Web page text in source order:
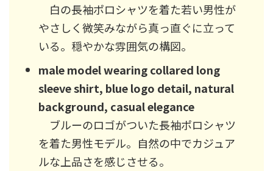
白の長袖ポロシャツを着た若い男性が
やさしく微笑みながら真っ直ぐに立って
いる。穏やかな雰囲気の構図。
male model wearing collared long
sleeve shirt, blue logo detail, natural
background, casual elegance
ブルーのロゴがついた長袖ポロシャツ
を着た男性モデル。自然の中でカジュア
ルな上品さを感じさせる。